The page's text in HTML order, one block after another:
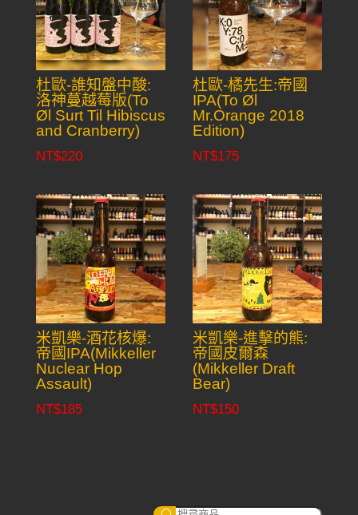
杜歐-誰知盤中酸:
洛神蔓越莓版(To
Øl Surt Til Hibiscus
and Cranberry)
NT$220
杜歐-橘先生:帝國
IPA(To Øl
Mr.Orange 2018
Edition)
NT$175
米凱樂-酒花核爆:
帝國IPA(Mikkeller
Nuclear Hop
Assault)
NT$185
米凱樂-進擊的熊:
帝國皮爾森
(Mikkeller Draft
Bear)
NT$150